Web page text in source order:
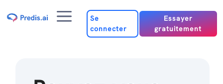
au
Menu
Se
connecter
Essayer
gratuitement